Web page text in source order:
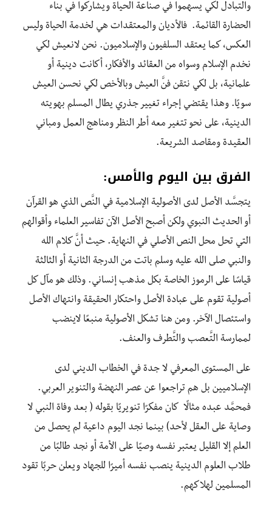
والتبادل لكي يسهموا في صناعة الحياة ويشاركوا في بناء
الحضارة القائمة. فالأديان والمعتقدات هي لخدمة الحياة وليس
العكس، كما يعتقد السلفيون والإسلاميون. نحن لانعيش لكي
نخدم الإسلام وسواه من العقائد والأفكار، أكانت دينية أو
علمانية، بل لكي نتقن فنَّ العيش وبالأخص لكي نحسن العيش
سويًا. وهذا يقتضي إجراء تغيير جذري يطال المسلم بهويته
الدينية، على نحو تتغير معه أطر النظر ومناهج العمل ومباني
العقيدة ومقاصد الشريعة.
الفرق بين اليوم والأمس:
يتجسَّد الأصل لدى الأصولية الإسلامية في النَّص الذي هو القرآن
أو الحديث النبوي ولكن أصبح الأصل الآن تفاسير العلماء وأقوالهم
التي تحل محل النص الأصلي في النهاية. حيث أنَّ كلام الله
والنبي صلى الله عليه وسلم باتت من الدرجة الثانية أو الثالثة
قياسًا على الرموز الخاصة بكل مذهب إنساني. وذلك هو مآل كل
أصولية تقوم على عبادة الأصل واحتكار الحقيقة وانتهاك الأصل
واستئصال الآخر. ومن هنا تشكل الأصولية منبعًا لاينضب
لممارسة التَّعصب والتَّطرف والعنف.
على المستوى المعرفي لا جدة في الخطاب الديني لدى
الإسلاميين بل هم تراجعوا عن عصر النهضة والتنوير العربي.
فمحمَّد عبده مثالًا كان مفكرًا تنويريًا بقوله ( بعد وفاة النبي لا
وصاية على العقل لأحد) بينما نجد اليوم داعية لم يحصل من
العلم إلا القليل يعتبر نفسه وصيًا على الأمة أو نجد طالبًا من
طلاب العلوم الدينية ينصب نفسه أميرًا للجهاد ويعلن حربًا تقود
المسلمين لهلاكهم.